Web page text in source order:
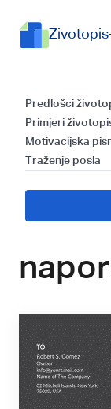
Predlošci
Primjeri
Motivacijska
Traženje posla
-